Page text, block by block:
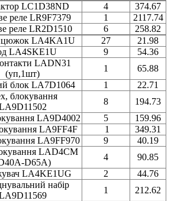
LC1D38ND 4
374.67
реле LR9F7379 1
2117.74
реле LR2D1510 6
258.82
LA4KA1U 27
21.98
LA4SKE1U 9
54.36
LADN31
(уп,1шт)
1
65.88
блок LA7D1064 1
22.71
блокування
8
194.73
LA9D4002 5
159.96
LA9FF4F 1
349.31
LA9FF970 9
40.19
LAD4CM
D65A)
4
90.85
LA4KE1UG 2
44.76
набір
1
212.62